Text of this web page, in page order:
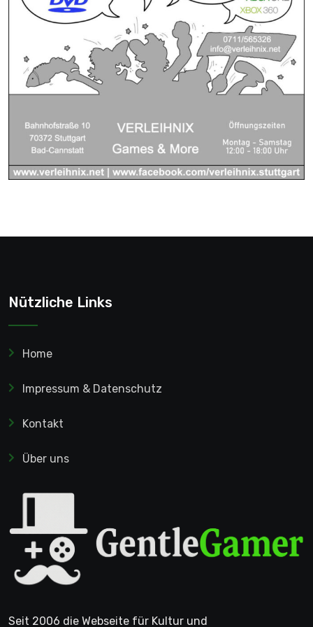
Nützliche Links
Home
Impressum & Datenschutz
Kontakt
Über uns
Seit 2006 die Webseite für Kultur und